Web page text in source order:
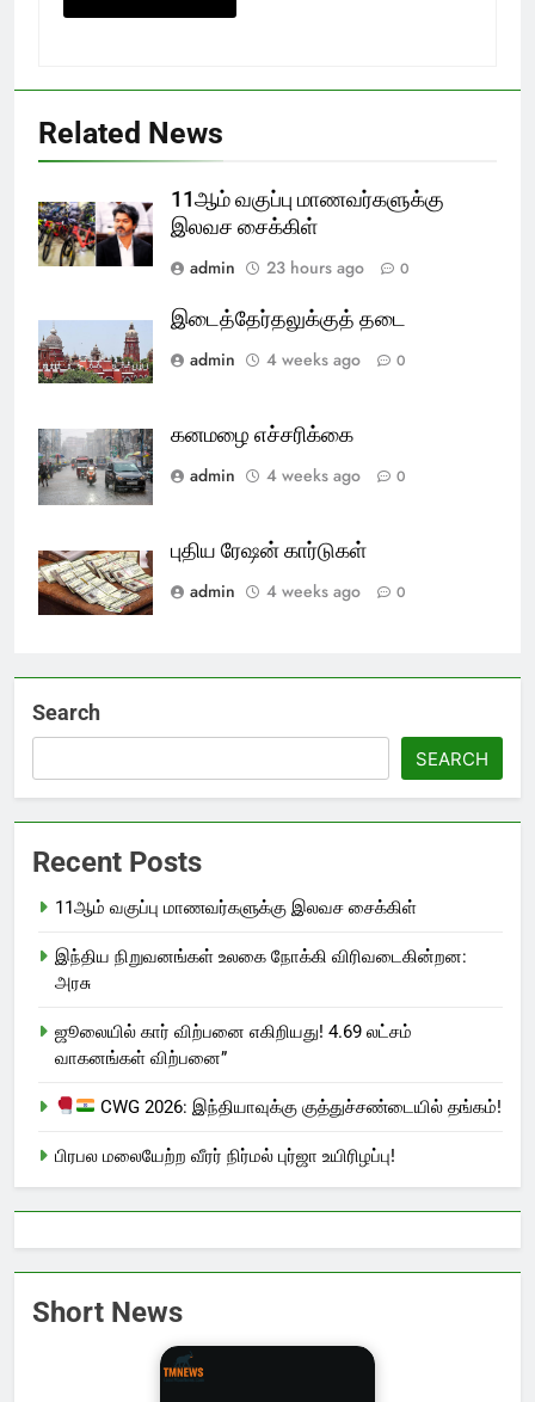
Related News
11ஆம் வகுப்பு மாணவர்களுக்கு
இலவச சைக்கிள்
admin
23 hours ago 0
இடைத்தேர்தலுக்குத் தடை
admin
4 weeks ago 0
கனமழை எச்சரிக்கை
admin
4 weeks ago 0
புதிய ரேஷன் கார்டுகள்
admin
4 weeks ago 0
Search
SEARCH
Recent Posts
11ஆம் வகுப்பு மாணவர்களுக்கு இலவச சைக்கிள்
இந்திய நிறுவனங்கள் உலகை நோக்கி விரிவடைகின்றன:
அரசு
ஜூலையில் கார் விற்பனை எகிறியது! 4.69 லட்சம்
வாகனங்கள் விற்பனை”
CWG 2026: இந்தியாவுக்கு குத்துச்சண்டையில் தங்கம்!
பிரபல மலையேற்ற வீரர் நிர்மல் புர்ஜா உயிரிழப்பு!
Short News